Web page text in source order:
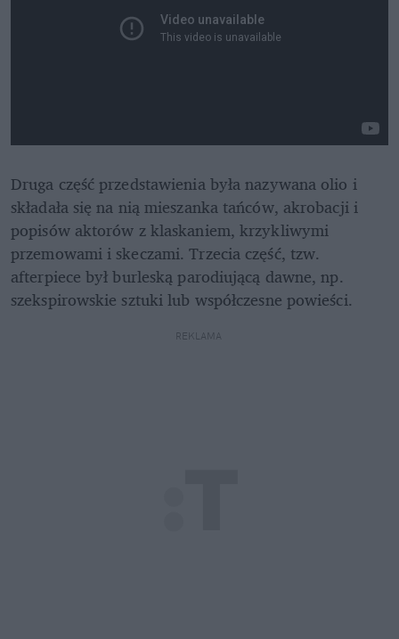
Druga część przedstawienia była nazywana olio i
składała się na nią mieszanka tańców, akrobacji i
popisów aktorów z klaskaniem, krzykliwymi
przemowami i skeczami. Trzecia część, tzw.
afterpiece był burleską parodiującą dawne, np.
szekspirowskie sztuki lub współczesne powieści.
REKLAMA